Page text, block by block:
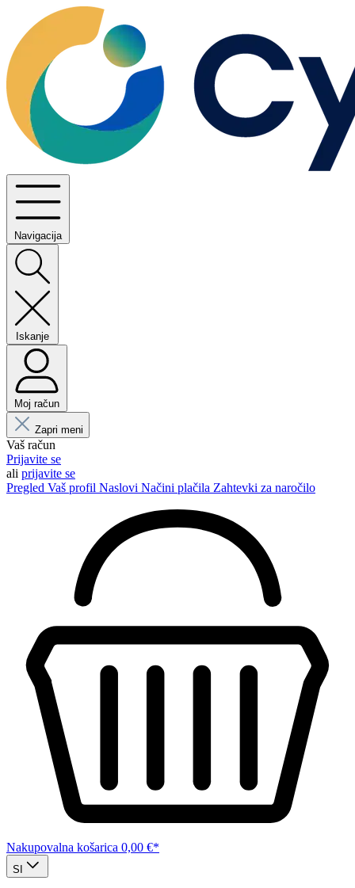
Navigacija
Iskanje
Moj račun
Zapri meni
Vaš račun
Prijavite se
ali prijavite se
Pregled Vaš profil Naslovi Načini plačila Zahtevki za naročilo
Nakupovalna košarica 0,00 €*
SI